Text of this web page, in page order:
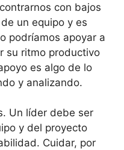
con bajos
un equipo y es
podríamos apoyar a
su ritmo productivo
es algo de lo
y analizando.
Un líder debe ser
y del proyecto
Cuidar, por